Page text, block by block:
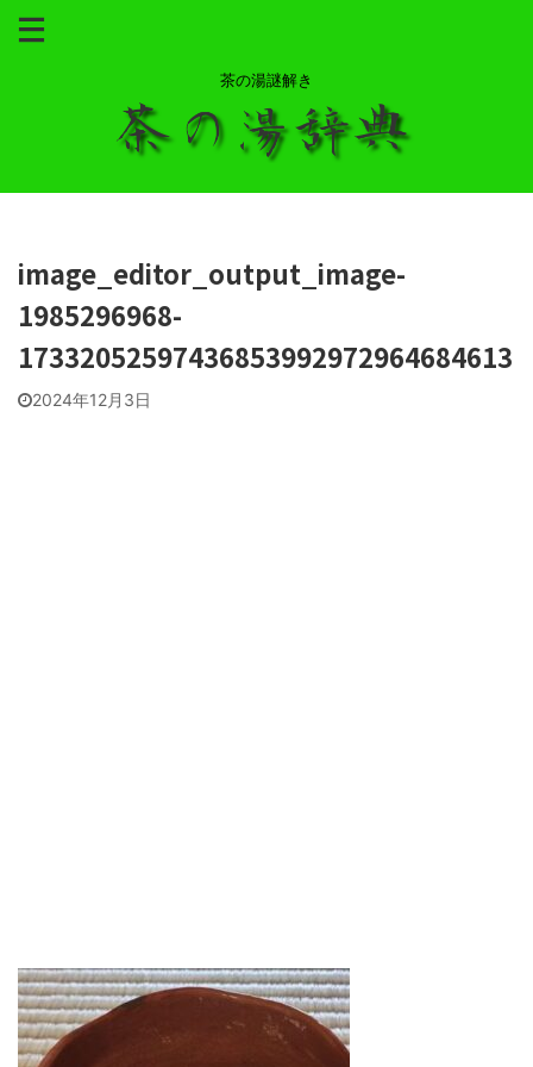
茶の湯謎解き
image_editor_output_image-
1985296968-
17332052597436853992972964684613
2024年12月3日